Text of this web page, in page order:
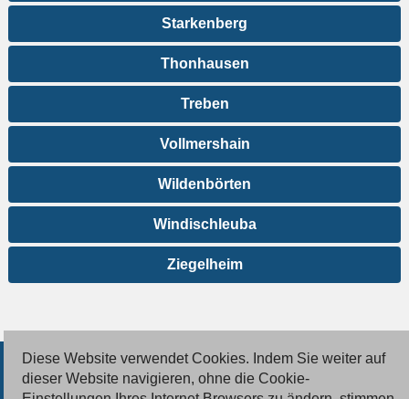
Starkenberg
Thonhausen
Treben
Vollmershain
Wildenbörten
Windischleuba
Ziegelheim
© 2026 Deutsche Jobmarkt GmbH
Diese Website verwendet Cookies. Indem Sie weiter auf
dieser Website navigieren, ohne die Cookie-